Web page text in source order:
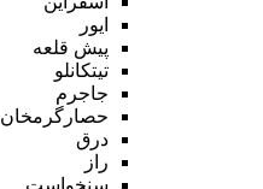
ایور
پیش قلعه
تیتکانلو
جاجرم
حصارگرمخان
درق
راز
سنخواست